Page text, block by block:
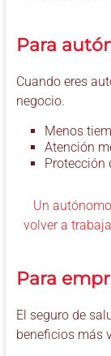
Para
Cuando eres
negocio.
Menos
Atención
Protección
Un
volver a
Para
El seguro de
beneficios más